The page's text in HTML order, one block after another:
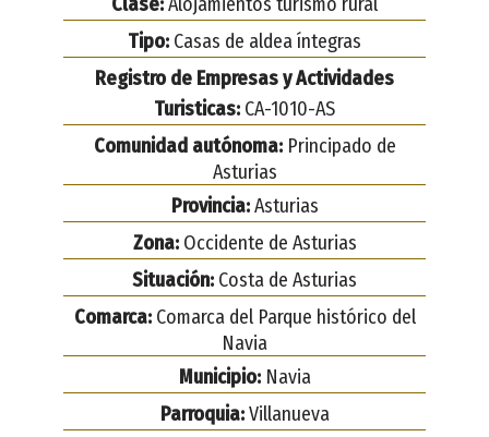
Tipo: Casas de aldea íntegras
Registro de Empresas y Actividades
Turisticas: CA-1010-AS
Comunidad autónoma:Principado de
Asturias
Provincia:Asturias
Zona:Occidente de Asturias
Situación: Costa de Asturias
Comarca:Comarca del Parque histórico del
Navia
Municipio:Navia
Parroquia:Villanueva